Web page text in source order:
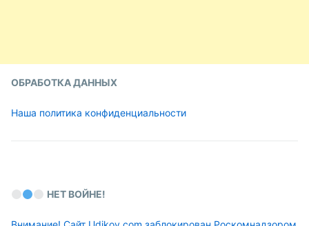
ОБРАБОТКА ДАННЫХ
Наша политика конфиденциальности
НЕТ ВОЙНЕ!